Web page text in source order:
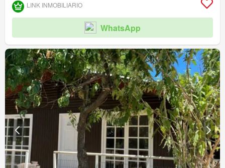
LINK INMOBILIARIO
WhatsApp